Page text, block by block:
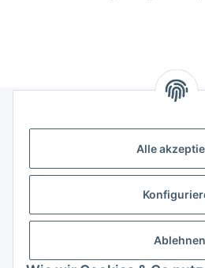
Alle
Ablehnen